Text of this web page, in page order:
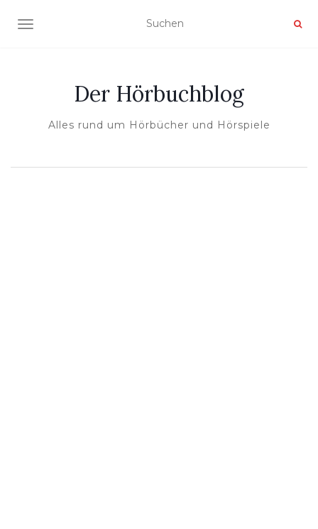
NAVIGATION UMSCHALTEN
Der Hörbuchblog
Alles rund um Hörbücher und Hörspiele